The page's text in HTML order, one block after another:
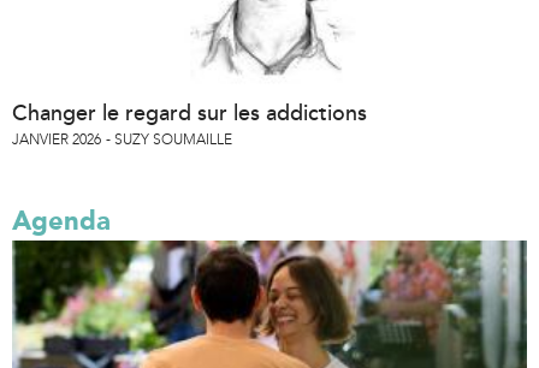
Changer le regard sur les addictions
JANVIER 2026 SUZY SOUMAILLE
Agenda